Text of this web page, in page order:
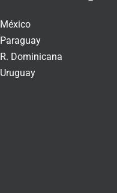
México
Paraguay
R. Dominicana
Uruguay